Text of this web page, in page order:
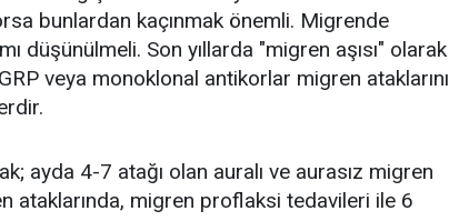
bunlardan kaçınmak önemli. Migrende
düşünülmeli. Son yıllarda "migren aşısı" olarak
veya monoklonal antikorlar migren ataklarını
ayda 4-7 atağı olan auralı ve aurasız migren
ataklarında, migren proflaksi tedavileri ile 6